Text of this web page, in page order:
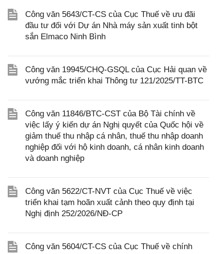
Công văn 5643/CT-CS của Cục Thuế về ưu đãi
đầu tư đối với Dự án Nhà máy sản xuất tinh bột
sắn Elmaco Ninh Bình
Công văn 19945/CHQ-GSQL của Cục Hải quan về
vướng mắc triển khai Thông tư 121/2025/TT-BTC
Công văn 11846/BTC-CST của Bộ Tài chính về
việc lấy ý kiến dự án Nghị quyết của Quốc hội về
giảm thuế thu nhập cá nhân, thuế thu nhập doanh
nghiệp đối với hộ kinh doanh, cá nhân kinh doanh
và doanh nghiệp
Công văn 5622/CT-NVT của Cục Thuế về việc
triển khai tạm hoãn xuất cảnh theo quy định tại
Nghị định 252/2026/NĐ-CP
Công văn 5604/CT-CS của Cục Thuế về chính